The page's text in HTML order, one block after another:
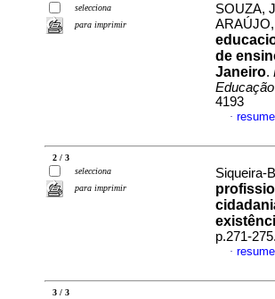
selecciona
para imprimir
SOUZA,
de
Janeiro.
Educação
4193
·
2 / 3
selecciona
para imprimir
Siqueira-
p.271-
·
3 / 3